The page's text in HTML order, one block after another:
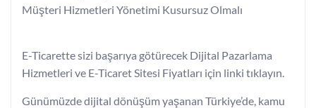
Müşteri Hizmetleri Yönetimi Kusursuz Olmalı
E-Ticarette sizi başarıya götürecek Dijital Pazarlama
Hizmetleri ve E-Ticaret Sitesi Fiyatları için linki tıklayın.
Günümüzde dijital dönüşüm yaşanan Türkiye’de, kamu